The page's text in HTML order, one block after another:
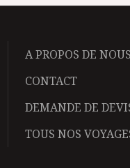
A PROPOS DE NOUS
CONTACT
DEMANDE DE
TOUS NOS